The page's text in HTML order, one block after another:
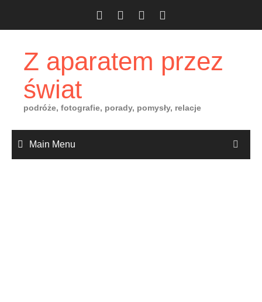
Z aparatem przez
świat
podróże, fotografie, porady, pomysły, relacje
Main Menu